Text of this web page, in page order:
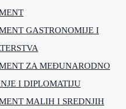
GASTRONOMIJE I
ZA MEĐUNARODNO
I DIPLOMATIJU
MALIH I SREDNJIH